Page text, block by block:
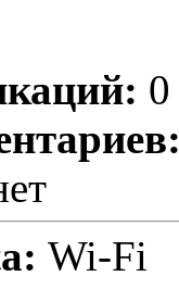
0
Wi-Fi